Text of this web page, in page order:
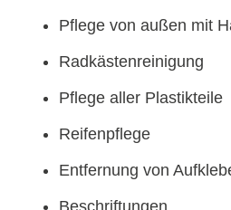
Pflege von außen mit
Radkästenreinigung
Pflege aller Plastikteile
Reifenpflege
Entfernung von